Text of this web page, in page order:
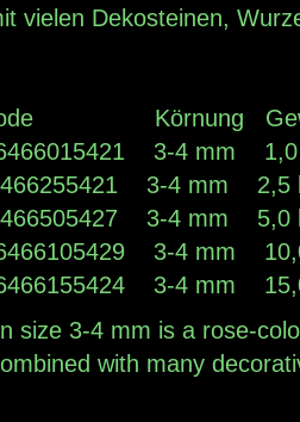
vielen Dekosteinen,
Körnung
3-4 mm 1,0
3-4 mm 2,5
3-4 mm 5,0
3-4 mm
3-4 mm
size 3-4 mm is a rose-
with many